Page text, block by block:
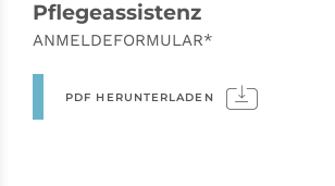
Pflegeassistenz
ANMELDEFORMULAR*
PDF HERUNTERLADEN